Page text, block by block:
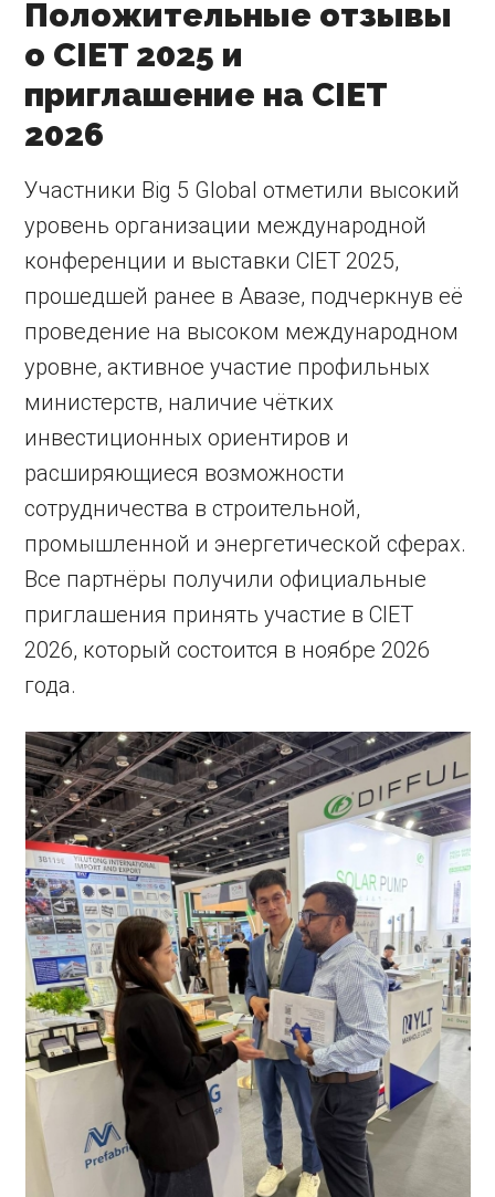
Положительные отзывы
о CIET 2025 и
приглашение на CIET
2026
Участники Big 5 Global отметили высокий
уровень организации международной
конференции и выставки CIET 2025,
прошедшей ранее в Авазе, подчеркнув её
проведение на высоком международном
уровне, активное участие профильных
министерств, наличие чётких
инвестиционных ориентиров и
расширяющиеся возможности
сотрудничества в строительной,
промышленной и энергетической сферах.
Все партнёры получили официальные
приглашения принять участие в CIET
2026, который состоится в ноябре 2026
года.